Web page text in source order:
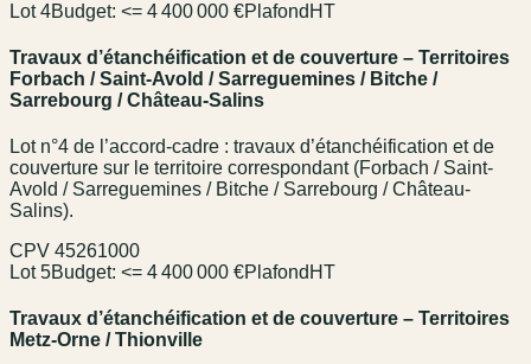
Lot 4Budget: <= 4 400 000 €Plafond HT
Travaux d’étanchéification et de couverture – Territoires
Forbach / Saint-Avold / Sarreguemines / Bitche /
Sarrebourg / Château-Salins
Lot n°4 de l’accord-cadre : travaux d’étanchéification et de
couverture sur le territoire correspondant (Forbach / Saint-
Avold / Sarreguemines / Bitche / Sarrebourg / Château-
Salins).
CPV 45261000
Lot 5Budget: <= 4 400 000 €Plafond HT
Travaux d’étanchéification et de couverture – Territoires
Metz-Orne / Thionville